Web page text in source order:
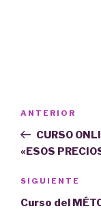
entradas
Entrada
anterior:
ANTERIOR
CURSO
«ESOS
Siguiente
entrada
SIGUIENTE
Curso del